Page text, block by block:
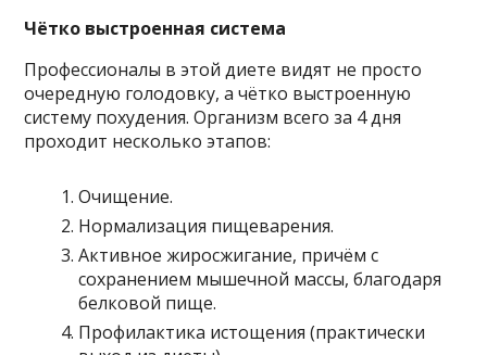
Чётко выстроенная система
Профессионалы в этой диете видят не просто
очередную голодовку, а чётко выстроенную
систему похудения. Организм всего за 4 дня
проходит несколько этапов:
Очищение.
Нормализация пищеварения.
Активное жиросжигание, причём с
сохранением мышечной массы, благодаря
белковой пище.
Профилактика истощения (практически